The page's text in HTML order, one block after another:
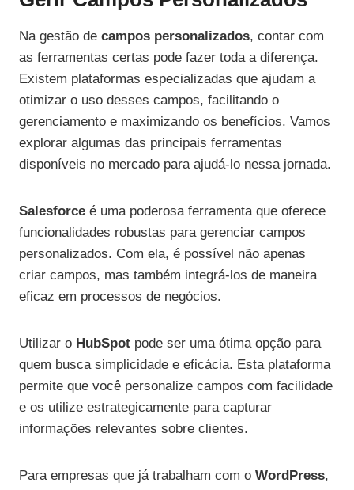
Na gestão de campos personalizados, contar com
as ferramentas certas pode fazer toda a diferença.
Existem plataformas especializadas que ajudam a
otimizar o uso desses campos, facilitando o
gerenciamento e maximizando os benefícios. Vamos
explorar algumas das principais ferramentas
disponíveis no mercado para ajudá-lo nessa jornada.
Salesforce é uma poderosa ferramenta que oferece
funcionalidades robustas para gerenciar campos
personalizados. Com ela, é possível não apenas
criar campos, mas também integrá-los de maneira
eficaz em processos de negócios.
Utilizar o HubSpot pode ser uma ótima opção para
quem busca simplicidade e eficácia. Esta plataforma
permite que você personalize campos com facilidade
e os utilize estrategicamente para capturar
informações relevantes sobre clientes.
Para empresas que já trabalham com o WordPress,